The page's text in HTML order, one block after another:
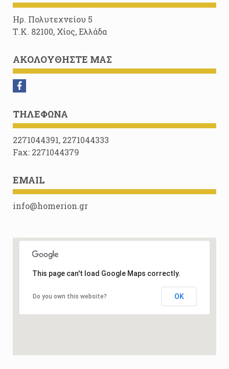
Ηρ. Πολυτεχνείου 5
Τ.Κ. 82100, Χίος, Ελλάδα
ΑΚΟΛΟΥΘΉΣΤΕ ΜΑΣ
ΤΗΛΈΦΩΝΑ
2271044391, 2271044333
Fax: 2271044379
EMAIL
info@homerion.gr
This page can't load Google Maps correctly.
Do you own this website? OK